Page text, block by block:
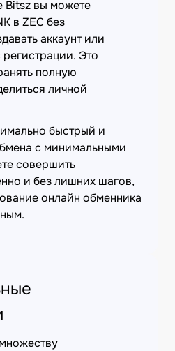
Bitsz вы можете
в ZEC без
аккаунт или
Это
полную
личной
быстрый и
с минимальными
совершить
и без лишних шагов,
онлайн обменника